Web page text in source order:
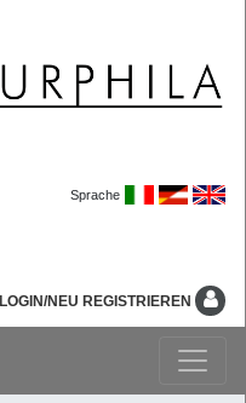
Sprache
LOGIN/NEU REGISTRIEREN